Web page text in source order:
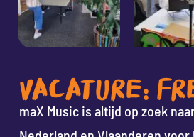
VACATURE:
maX Music is altijd op zoek